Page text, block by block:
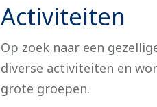
Activiteiten
Op zoek naar een
diverse activiteiten en
grote groepen.